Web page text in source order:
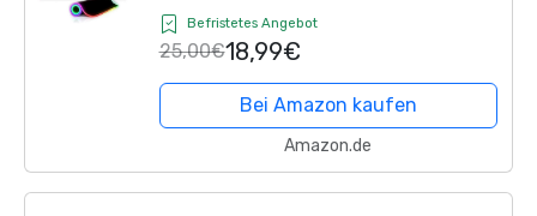
groß mit 14 Beleuchtungs Modi 7 LED
Farben Wasserdicht Anti Rutsch für
ComputerPC Professionelle...
Befristetes Angebot
25,00€18,99€
Bei Amazon kaufen
Amazon.de